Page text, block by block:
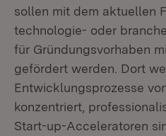
sollen mit dem aktuellen
technologie- oder
für Gründungsvorhaben
gefördert werden. Dort
Entwicklungsprozesse
konzentriert,
Start-up-Acceleratoren